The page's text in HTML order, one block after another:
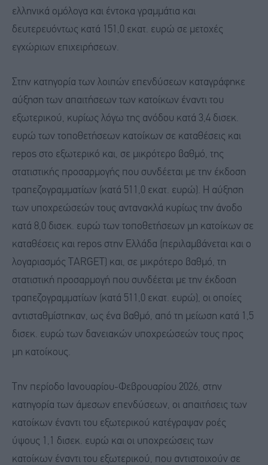
ελληνικά ομόλογα και έντοκα γραμμάτια και
δευτερευόντως κατά 151,0 εκατ. ευρώ σε μετοχές
εγχώριων επιχειρήσεων.
Στην κατηγορία των λοιπών επενδύσεων καταγράφηκε
αύξηση των απαιτήσεων των κατοίκων έναντι του
εξωτερικού, κυρίως λόγω της ανόδου κατά 3,4 δισεκ.
ευρώ των τοποθετήσεων κατοίκων σε καταθέσεις και
repos στο εξωτερικό και, σε μικρότερο βαθμό, της
στατιστικής προσαρμογής που συνδέεται με την έκδοση
τραπεζογραμματίων (κατά 511,0 εκατ. ευρώ). Η αύξηση
των υποχρεώσεών τους αντανακλά κυρίως την άνοδο
κατά 8,0 δισεκ. ευρώ των τοποθετήσεων μη κατοίκων σε
καταθέσεις και repos στην Ελλάδα (περιλαμβάνεται και ο
λογαριασμός TARGET) και, σε μικρότερο βαθμό, τη
στατιστική προσαρμογή που συνδέεται με την έκδοση
τραπεζογραμματίων (κατά 511,0 εκατ. ευρώ), οι οποίες
αντισταθμίστηκαν, ως ένα βαθμό, από τη μείωση κατά 1,5
δισεκ. ευρώ των δανειακών υποχρεώσεών τους προς
μη κατοίκους.
Την περίοδο Ιανουαρίου-Φεβρουαρίου 2026, στην
κατηγορία των άμεσων επενδύσεων, οι απαιτήσεις των
κατοίκων έναντι του εξωτερικού κατέγραψαν ροές
ύψους 1,1 δισεκ. ευρώ και οι υποχρεώσεις των
κατοίκων έναντι του εξωτερικού, που αντιστοιχούν σε